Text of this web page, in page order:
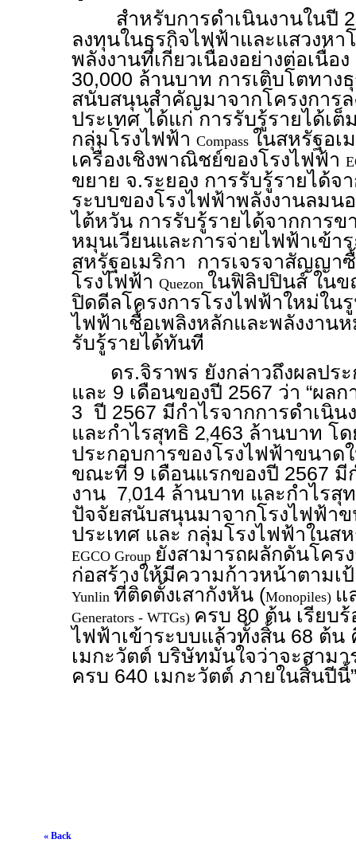
สำหรับการดำเนินงานในปี
ลงทุนในธุรกิจไฟฟ้าและแสวงหา
พลังงานที่เกี่ยวเนื่องอย่างต่อเนื่อ
30,000 ล้านบาท การเติบโตทา
สนับสนุนสำคัญมาจากโครงการ
ประเทศ ได้แก่ การรับรู้รายได้เ
กลุ่มโรงไฟฟ้า Compass ในสหรัฐอเ
เครื่องเชิงพาณิชย์ของโรงไฟฟ้า
ขยาย จ.ระยอง การรับรู้รายได้จ
ระบบของโรงไฟฟ้าพลังงานลมน
ไต้หวัน การรับรู้รายได้จากการข
หมุนเวียนและการจ่ายไฟฟ้าเข้า
สหรัฐอเมริกา การเจรจาสัญญา
โรงไฟฟ้า Quezon ในฟิลิปปินส์ ในข
ปิดดีลโครงการโรงไฟฟ้าใหม่ใน
ไฟฟ้าเชื้อเพลิงหลักและพลังงาน
รับรู้รายได้ทันที
ดร.จิราพร ยังกล่าวถึงผลประ
และ 9 เดือนของปี 2567 ว่า “ผล
3 ปี 2567 มีกำไรจากการดำเนิน
และกำไรสุทธิ 2,463 ล้านบาท โ
ประกอบการของโรงไฟฟ้าขนาด
ขณะที่ 9 เดือนแรกของปี 2567 มี
งาน 7,014 ล้านบาท และกำไรสุ
ปัจจัยสนับสนุนมาจากโรงไฟฟ้า
ประเทศ และ กลุ่มโรงไฟฟ้าในส
EGCO Group ยังสามารถผลักดันโคร
ก่อสร้างให้มีความก้าวหน้าตามเ
Yunlin ที่ติดตั้งเสากังหัน (Monopiles) แ
Generators - WTGs) ครบ 80 ต้น เรียบ
ไฟฟ้าเข้าระบบแล้วทั้งสิ้น 68 ต้น
เมกะวัตต์ บริษัทมั่นใจว่าจะสาม
ครบ 640 เมกะวัตต์ ภายในสิ้นปีนี้”
« Back